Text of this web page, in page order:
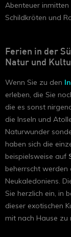
Abenteuer
Schildkröten und
Ferien in der
Natur und
Wenn Sie zu den
erleben, die Sie
die es sonst
die Inseln und
Naturwunder
haben sich die
beispielsweise auf
beherrscht
Neukaledoniens.
Sie herzlich ein, in
dieser exotischen
mit nach Hause zu